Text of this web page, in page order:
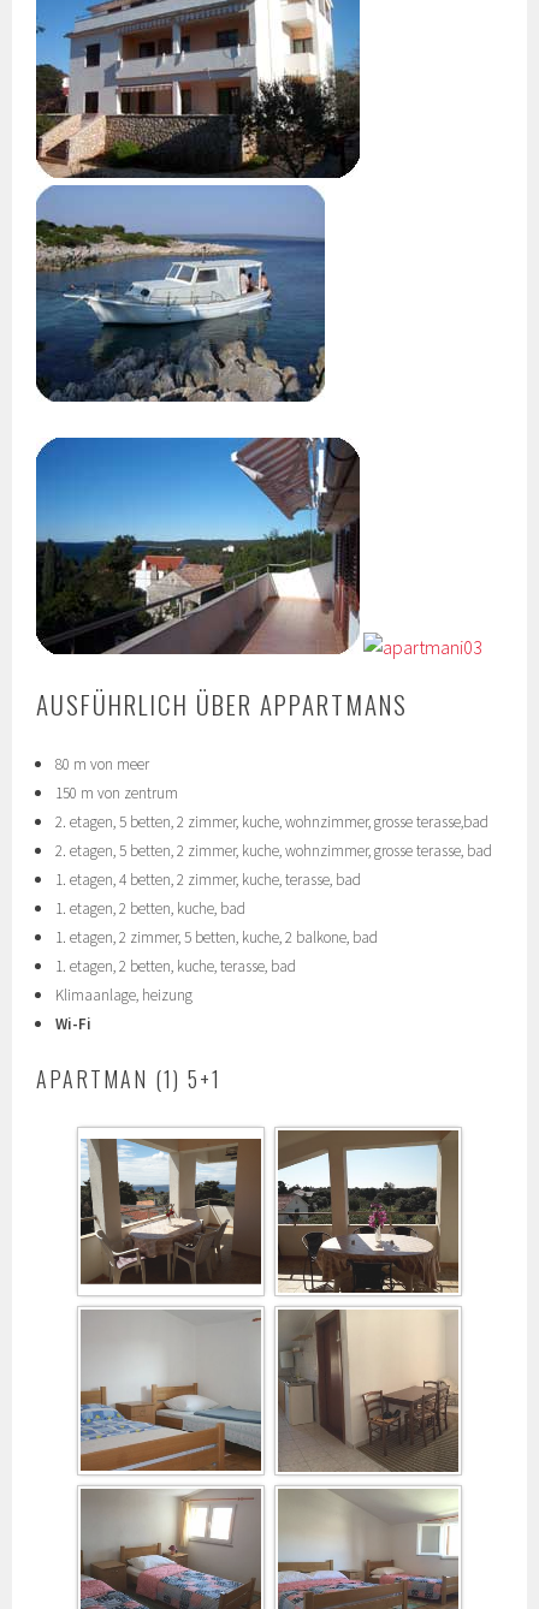
AUSFÜHRLICH ÜBER APPARTMANS
80 m von meer
150 m von zentrum
2. etagen, 5 betten, 2 zimmer, kuche, wohnzimmer, grosse terasse,bad
2. etagen, 5 betten, 2 zimmer, kuche, wohnzimmer, grosse terasse, bad
1. etagen, 4 betten, 2 zimmer, kuche, terasse, bad
1. etagen, 2 betten, kuche, bad
1. etagen, 2 zimmer, 5 betten, kuche, 2 balkone, bad
1. etagen, 2 betten, kuche, terasse, bad
Klimaanlage, heizung
Wi-Fi
APARTMAN (1) 5+1